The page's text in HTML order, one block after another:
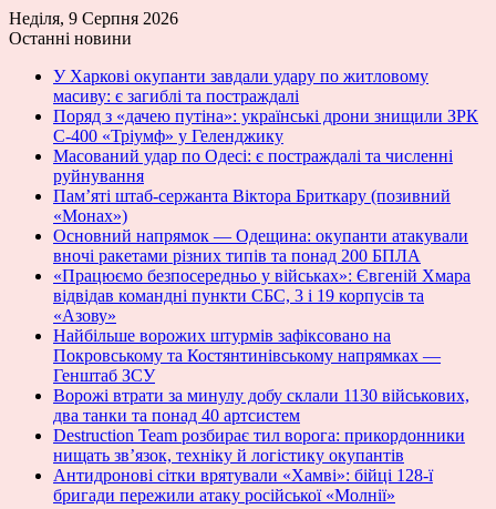
Неділя, 9 Серпня 2026
Останні новини
У Харкові окупанти завдали удару по житловому
масиву: є загиблі та постраждалі
Поряд з «дачею путіна»: українські дрони знищили ЗРК
С-400 «Тріумф» у Геленджику
Масований удар по Одесі: є постраждалі та численні
руйнування
Пам’яті штаб-сержанта Віктора Бриткару (позивний
«Монах»)
Основний напрямок — Одещина: окупанти атакували
вночі ракетами різних типів та понад 200 БПЛА
«Працюємо безпосередньо у військах»: Євгеній Хмара
відвідав командні пункти СБС, 3 і 19 корпусів та
«Азову»
Найбільше ворожих штурмів зафіксовано на
Покровському та Костянтинівському напрямках —
Генштаб ЗСУ
Ворожі втрати за минулу добу склали 1130 військових,
два танки та понад 40 артсистем
Destruction Team розбирає тил ворога: прикордонники
нищать зв’язок, техніку й логістику окупантів
Антидронові сітки врятували «Хамві»: бійці 128-ї
бригади пережили атаку російської «Молнії»